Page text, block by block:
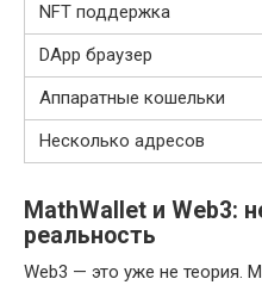
NFT поддержка
DApp браузер
Аппаратные кошельки
Несколько адресов
MathWallet и Web3:
реальность
Web3 — это уже не теория.